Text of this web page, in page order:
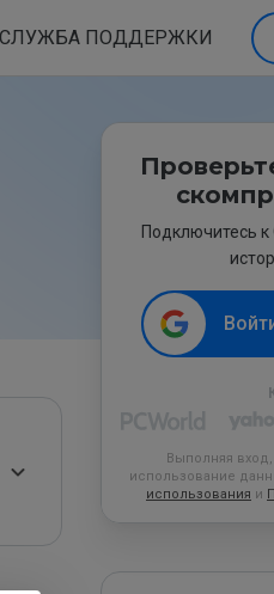
СЛУЖБА ПОДДЕРЖКИ
Подключитесь
Выполняя
использование
использования и